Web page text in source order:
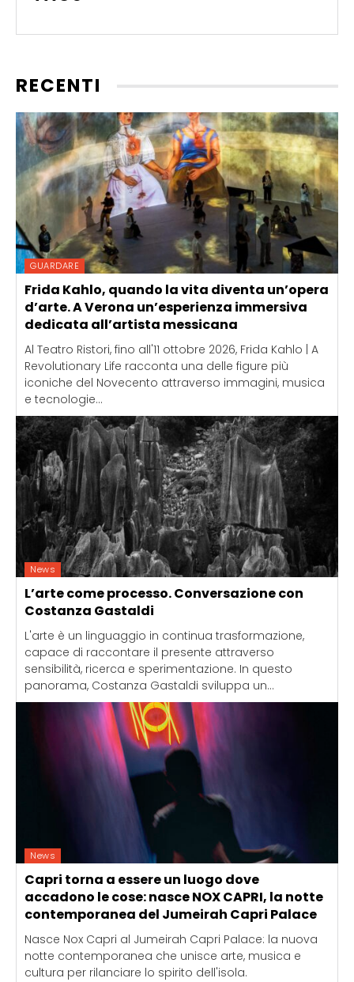
RECENTI
GUARDARE
Frida Kahlo, quando la vita diventa un’opera
d’arte. A Verona un’esperienza immersiva
dedicata all’artista messicana
Al Teatro Ristori, fino all'11 ottobre 2026, Frida Kahlo | A
Revolutionary Life racconta una delle figure più
iconiche del Novecento attraverso immagini, musica
e tecnologie...
News
L’arte come processo. Conversazione con
Costanza Gastaldi
L'arte è un linguaggio in continua trasformazione,
capace di raccontare il presente attraverso
sensibilità, ricerca e sperimentazione. In questo
panorama, Costanza Gastaldi sviluppa un...
News
Capri torna a essere un luogo dove
accadono le cose: nasce NOX CAPRI, la notte
contemporanea del Jumeirah Capri Palace
Nasce Nox Capri al Jumeirah Capri Palace: la nuova
notte contemporanea che unisce arte, musica e
cultura per rilanciare lo spirito dell'isola.